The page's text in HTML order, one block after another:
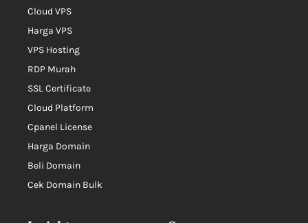
Cloud VPS
Harga VPS
VPS Hosting
RDP Murah
SSL Certificate
Cloud Platform
Cpanel License
Harga Domain
Beli Domain
Cek Domain Bulk